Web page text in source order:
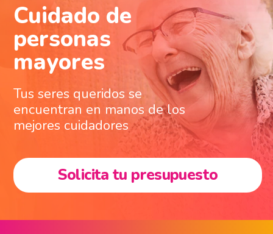
Cuidado de
personas
mayores
Tus seres queridos se
encuentran en manos de los
mejores cuidadores
Solicita tu presupuesto